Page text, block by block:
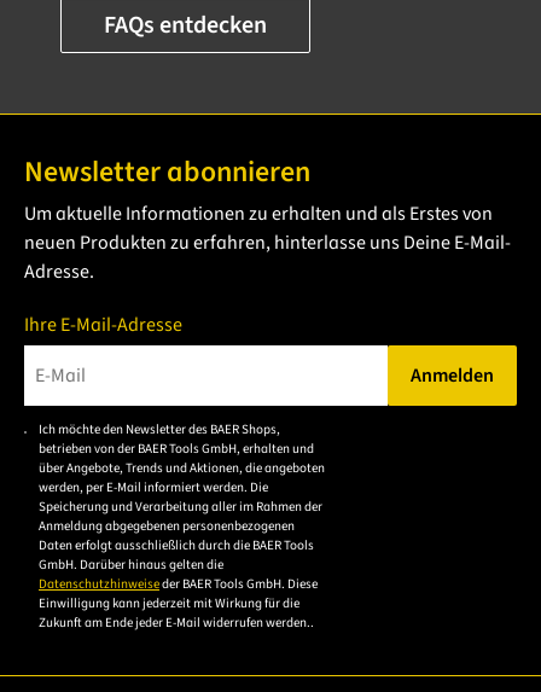
FAQs entdecken
Newsletter abonnieren
Um aktuelle Informationen zu erhalten und als Erstes von
neuen Produkten zu erfahren, hinterlasse uns Deine E-Mail-
Adresse.
Ihre E-Mail-Adresse
Bitte geben Sie eine gültige E-Mail-Adresse ein.
Anmelden
Ich möchte den Newsletter des BAER Shops,
betrieben von der BAER Tools GmbH, erhalten und
über Angebote, Trends und Aktionen, die angeboten
werden, per E-Mail informiert werden. Die
Speicherung und Verarbeitung aller im Rahmen der
Anmeldung abgegebenen personenbezogenen
Daten erfolgt ausschließlich durch die BAER Tools
GmbH. Darüber hinaus gelten die
Datenschutzhinweiseder BAER Tools GmbH. Diese
Einwilligung kann jederzeit mit Wirkung für die
Zukunft am Ende jeder E-Mail widerrufen werden..